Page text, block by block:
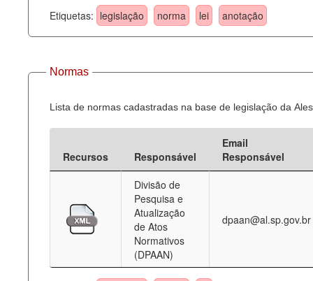
Perguntas frequentes
Contato
Etiquetas: legislação norma lei anotação
Normas
Lista de normas cadastradas na base de legislação da
Recursos Responsável
Email
Responsável
Divisão de
Pesquisa e
Atualização
de Atos
Normativos
(DPAAN)
dpaan@al.sp.gov.br